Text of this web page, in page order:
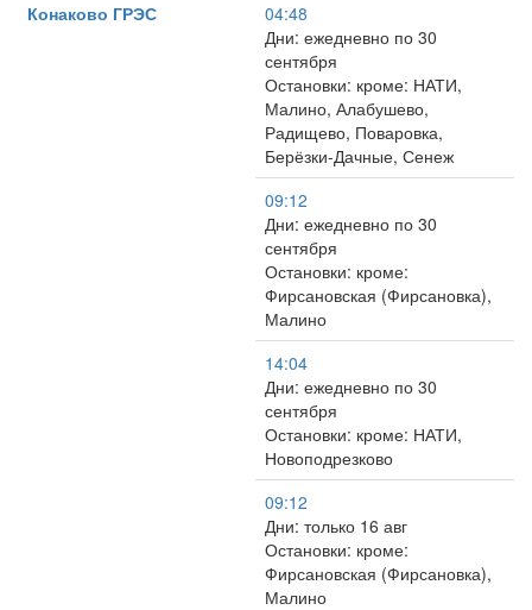
Конаково ГРЭС
04:48
Дни: ежедневно по 30
сентября
Остановки: кроме: НАТИ,
Малино, Алабушево,
Радищево, Поваровка,
Берёзки-Дачные, Сенеж
09:12
Дни: ежедневно по 30
сентября
Остановки: кроме:
Фирсановская (Фирсановка),
Малино
14:04
Дни: ежедневно по 30
сентября
Остановки: кроме: НАТИ,
Новоподрезково
09:12
Дни: только 16 авг
Остановки: кроме:
Фирсановская (Фирсановка),
Малино